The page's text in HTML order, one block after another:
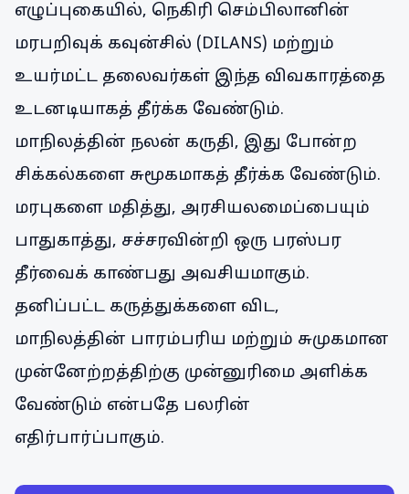
எழுப்புகையில், நெகிரி செம்பிலானின்
மரபறிவுக் கவுன்சில் (DILANS) மற்றும்
உயர்மட்ட தலைவர்கள் இந்த விவகாரத்தை
உடனடியாகத் தீர்க்க வேண்டும்.
மாநிலத்தின் நலன் கருதி, இது போன்ற
சிக்கல்களை சுமூகமாகத் தீர்க்க வேண்டும்.
மரபுகளை மதித்து, அரசியலமைப்பையும்
பாதுகாத்து, சச்சரவின்றி ஒரு பரஸ்பர
தீர்வைக் காண்பது அவசியமாகும்.
தனிப்பட்ட கருத்துக்களை விட,
மாநிலத்தின் பாரம்பரிய மற்றும் சுமுகமான
முன்னேற்றத்திற்கு முன்னுரிமை அளிக்க
வேண்டும் என்பதே பலரின்
எதிர்பார்ப்பாகும்.